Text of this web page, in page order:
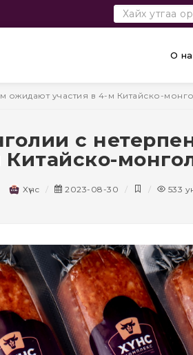
О
ожидают участия в 4-м Китайско-
с
Китайско-
Хүнс 2023-08-30 533